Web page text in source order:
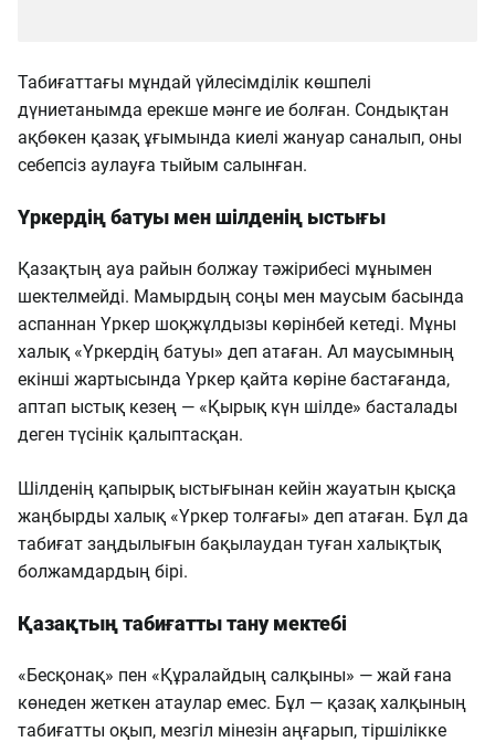
Табиғаттағы мұндай үйлесімділік көшпелі
дүниетанымда ерекше мәнге ие болған. Сондықтан
ақбөкен қазақ ұғымында киелі жануар саналып, оны
себепсіз аулауға тыйым салынған.
Үркердің батуы мен шілденің ыстығы
Қазақтың ауа райын болжау тәжірибесі мұнымен
шектелмейді. Мамырдың соңы мен маусым басында
аспаннан Үркер шоқжұлдызы көрінбей кетеді. Мұны
халық «Үркердің батуы» деп атаған. Ал маусымның
екінші жартысында Үркер қайта көріне бастағанда,
аптап ыстық кезең — «Қырық күн шілде» басталады
деген түсінік қалыптасқан.
Шілденің қапырық ыстығынан кейін жауатын қысқа
жаңбырды халық «Үркер толғағы» деп атаған. Бұл да
табиғат заңдылығын бақылаудан туған халықтық
болжамдардың бірі.
Қазақтың табиғатты тану мектебі
«Бесқонақ» пен «Құралайдың салқыны» — жай ғана
көнеден жеткен атаулар емес. Бұл — қазақ халқының
табиғатты оқып, мезгіл мінезін аңғарып, тіршілікке